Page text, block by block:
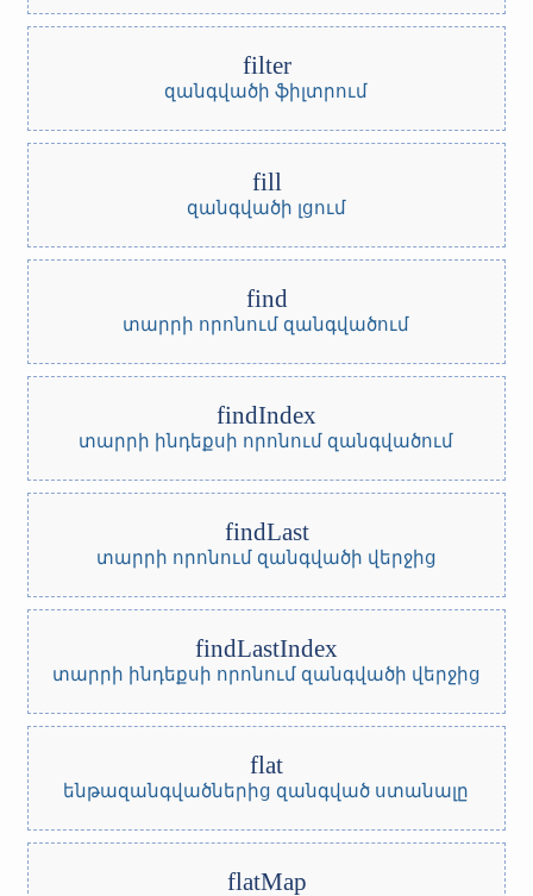
filter
զանգվածի ֆիլտրում
fill
զանգվածի լցում
find
տարրի որոնում զանգվածում
findIndex
տարրի ինդեքսի որոնում զանգվածում
findLast
տարրի որոնում զանգվածի վերջից
findLastIndex
տարրի ինդեքսի որոնում զանգվածի վերջից
flat
ենթազանգվածներից զանգված ստանալը
flatMap